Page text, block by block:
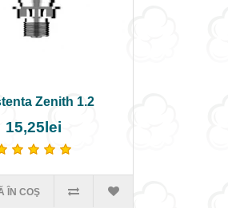
Zenith 1.2
15,25lei
ÎN COŞ